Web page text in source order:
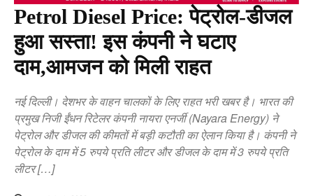
Petrol Diesel Price: पेट्रोल-डीजल
हुआ सस्ता! इस कंपनी ने घटाए
दाम,आमजन को मिली राहत
नई दिल्ली। देशभर के वाहन चालकों के लिए राहत भरी खबर है। भारत की
प्रमुख निजी ईंधन रिटेलर कंपनी नायरा एनर्जी (Nayara Energy) ने
पेट्रोल और डीजल की कीमतों में बड़ी कटौती का ऐलान किया है। कंपनी ने
पेट्रोल के दाम में 5 रुपये प्रति लीटर और डीजल के दाम में 3 रुपये प्रति
लीटर […]